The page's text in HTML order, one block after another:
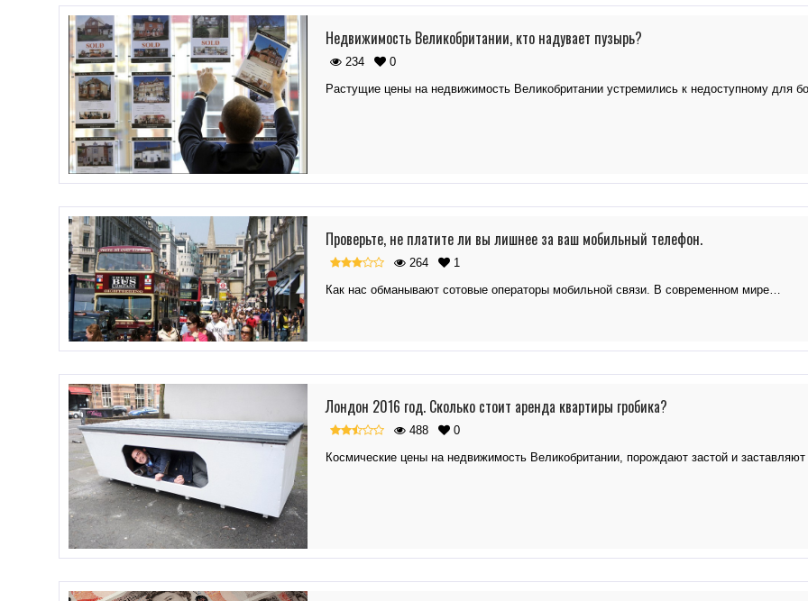
Недвижимость Великобритании, кто надувает пузырь?
234
0
Растущие цены на недвижимость Великобритании устремились к недоступному для
Проверьте, не платите ли вы лишнее за ваш мобильный телефон.
264
1
Как нас обманывают сотовые операторы мобильной связи. В современном мире…
Лондон 2016 год. Сколько стоит аренда квартиры гробика?
488
0
Космические цены на недвижимость Великобритании, порождают застой и